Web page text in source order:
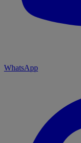
WhatsApp